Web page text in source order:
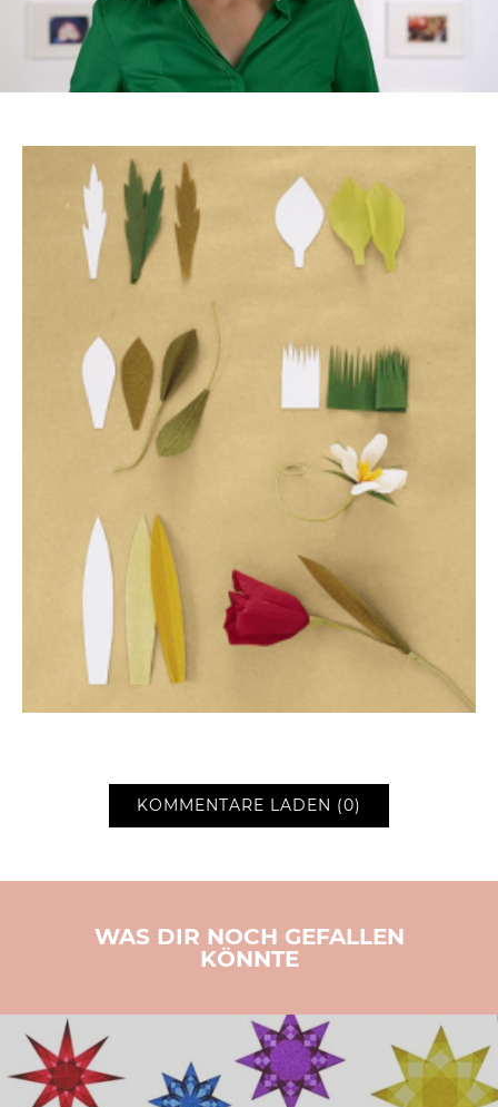
KOMMENTARE LADEN (0)
WAS DIR NOCH GEFALLEN
KÖNNTE